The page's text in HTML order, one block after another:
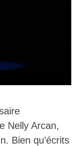
Nelly Arcan,
Bien qu’écrits